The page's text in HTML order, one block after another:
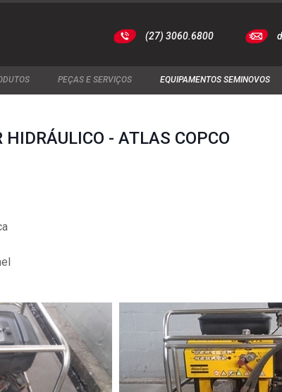
(27) 3060.6800
PEÇAS E SERVIÇOS EQUIPAMENTOS SEMINOVOS
- ATLAS COPCO